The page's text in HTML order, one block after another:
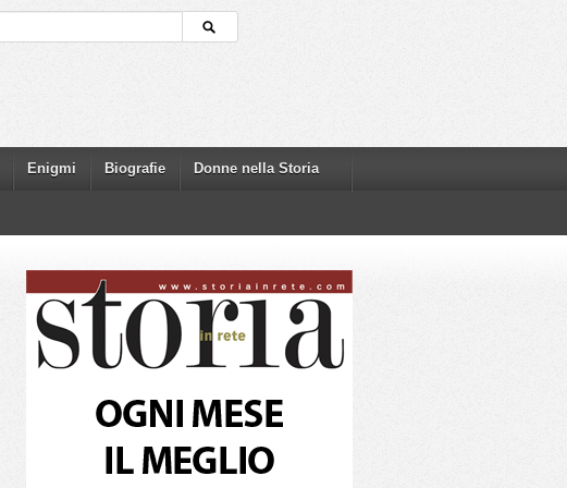
Enigmi Biografie Donne nella Storia